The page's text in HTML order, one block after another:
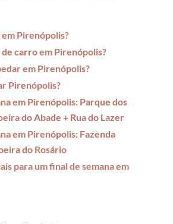
Pirenópolis?
carro em Pirenópolis?
em Pirenópolis?
Pirenópolis?
em Pirenópolis: Parque dos
do Abade + Rua do Lazer
em Pirenópolis: Fazenda
do Rosário
para um final de semana em